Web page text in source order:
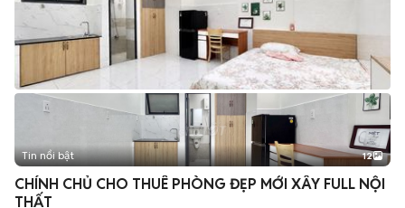
+2
Tin nổi bật 12
CHÍNH CHỦ CHO THUÊ PHÒNG ĐẸP MỚI XÂY FULL NỘI
THẤT